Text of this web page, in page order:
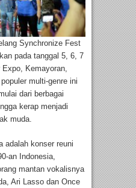
Synchronize Fest
pada tanggal 5, 6, 7
Kemayoran,
multi-genre ini
dari berbagai
kerap menjadi
muda.
adalah konser reuni
an Indonesia,
mantan vokalisnya
Ari Lasso dan Once